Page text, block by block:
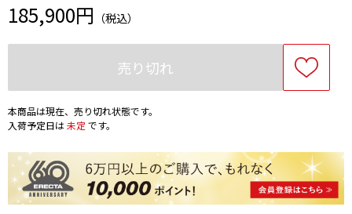
185,900円 （税込）
売り切れ
本商品は現在、売り切れ状態です。
入荷予定日は未定 です。